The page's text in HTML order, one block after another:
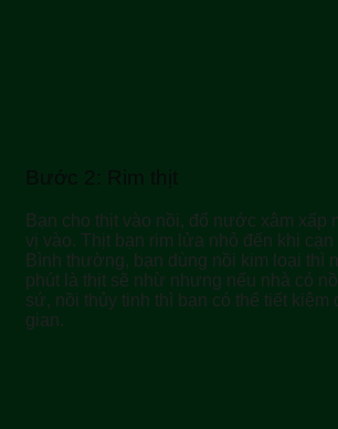
Bước 2: Rim thịt
Bạn cho thịt vào nồi, đổ nước xâm xấp
vị vào. Thịt bạn rim lửa nhỏ đến khi
Bình thường, bạn dùng nồi kim loại thì
phút là thịt sẽ nhừ nhưng nếu nhà có
sứ, nồi thủy tinh thì bạn có thể tiết
gian.